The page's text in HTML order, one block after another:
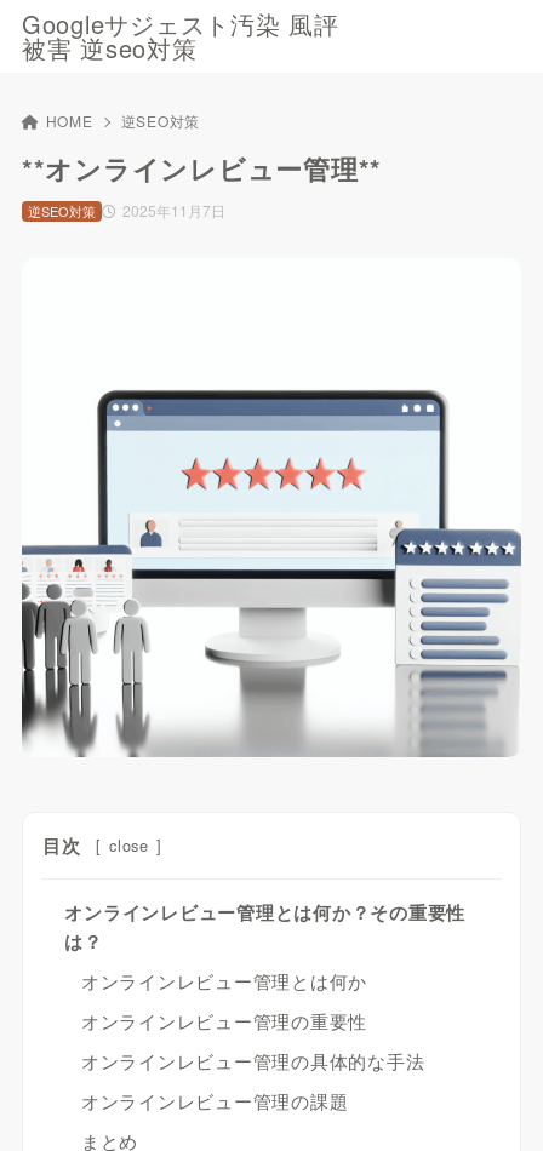
Googleサジェスト汚染 風評
被害 逆seo対策
HOME 逆SEO対策
**オンラインレビュー管理**
2025年11月7日
逆SEO対策
目次 [ close ]
オンラインレビュー管理とは何か？その重要性
は？
オンラインレビュー管理とは何か
オンラインレビュー管理の重要性
オンラインレビュー管理の具体的な手法
オンラインレビュー管理の課題
まとめ